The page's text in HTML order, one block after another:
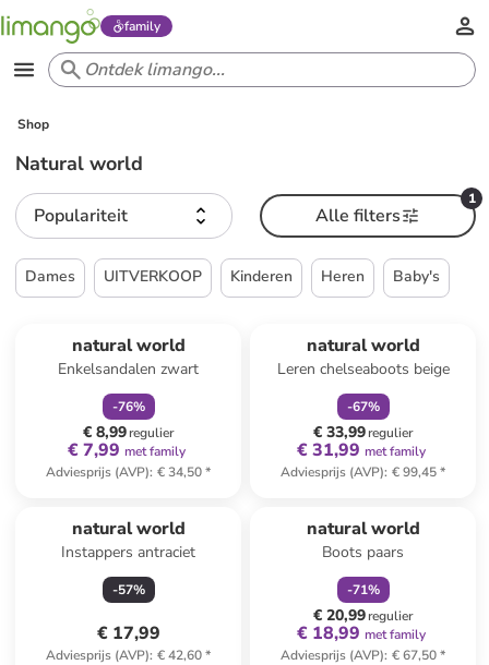
family
Shop
Natural world
Populariteit
1
Alle filters
Dames UITVERKOOP Kinderen Heren Baby's
natural world
Enkelsandalen zwart
-76%
€ 8,99regulier
€ 7,99 met family
Adviesprijs (AVP): € 34,50*
natural world
Leren chelseaboots beige
-67%
€ 33,99regulier
€ 31,99 met family
Adviesprijs (AVP): € 99,45*
natural world
Instappers antraciet
-57%
€ 17,99
Adviesprijs (AVP): € 42,60*
natural world
Boots paars
-71%
€ 20,99regulier
€ 18,99 met family
Adviesprijs (AVP): € 67,50*